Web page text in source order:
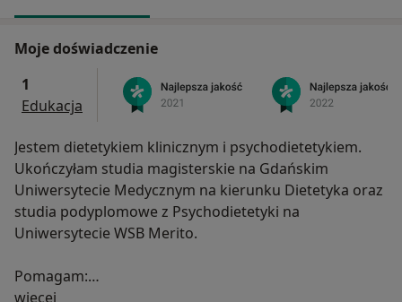
Moje doświadczenie
1
Edukacja
Jestem dietetykiem klinicznym i psychodietetykiem.
Ukończyłam studia magisterskie na Gdańskim
Uniwersytecie Medycznym na kierunku Dietetyka oraz
studia podyplomowe z Psychodietetyki na
Uniwersytecie WSB Merito.
Pomagam:
- osobom, które chcą trwale zmienić swoje nawyki
więcej